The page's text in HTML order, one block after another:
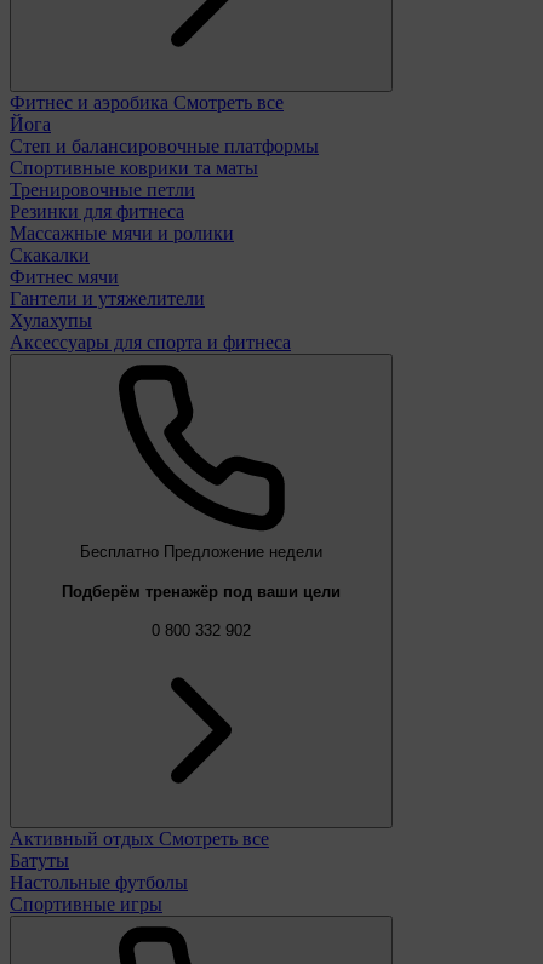
Фитнес и аэробика Смотреть все
Йога
Степ и балансировочные платформы
Спортивные коврики та маты
Тренировочные петли
Резинки для фитнеса
Массажные мячи и ролики
Скакалки
Фитнес мячи
Гантели и утяжелители
Хулахупы
Аксессуары для спорта и фитнеса
Бесплатно Предложение недели
Подберём тренажёр под ваши цели
0 800 332 902
Активный отдых Смотреть все
Батуты
Настольные футболы
Спортивные игры